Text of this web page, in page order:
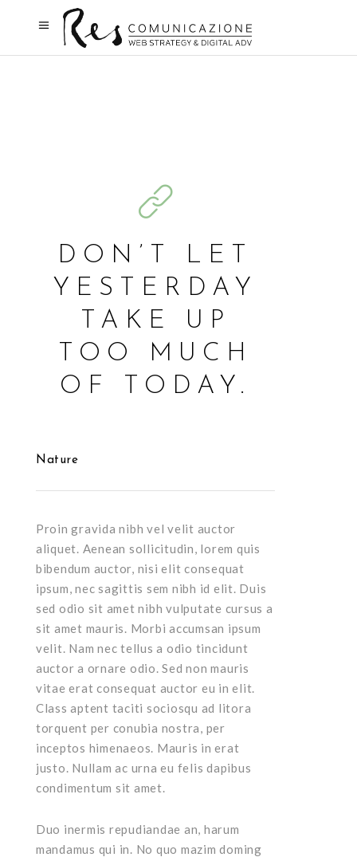
DON’T LET
YESTERDAY
TAKE UP
TOO MUCH
OF TODAY.
Nature
Proin gravida nibh vel velit auctor
aliquet. Aenean sollicitudin, lorem quis
bibendum auctor, nisi elit consequat
ipsum, nec sagittis sem nibh id elit. Duis
sed odio sit amet nibh vulputate cursus a
sit amet mauris. Morbi accumsan ipsum
velit. Nam nec tellus a odio tincidunt
auctor a ornare odio. Sed non mauris
vitae erat consequat auctor eu in elit.
Class aptent taciti sociosqu ad litora
torquent per conubia nostra, per
inceptos himenaeos. Mauris in erat
justo. Nullam ac urna eu felis dapibus
condimentum sit amet.
Duo inermis repudiandae an, harum
mandamus qui in. No quo mazim doming